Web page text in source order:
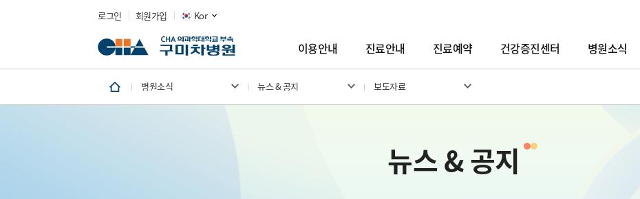
로그인 회원가입 Kor
이용안내 진료안내 진료예약 건강증진센터 병원소식
병원소식 뉴스 & 공지 보도자료
뉴스 & 공지